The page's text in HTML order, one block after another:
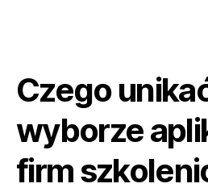
Czego
wyborze
firm